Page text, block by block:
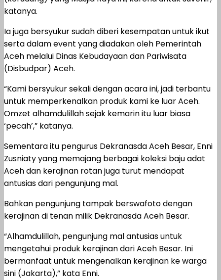
katanya.
Ia juga bersyukur sudah diberi kesempatan untuk ikut
serta dalam event yang diadakan oleh Pemerintah
Aceh melalui Dinas Kebudayaan dan Pariwisata
(Disbudpar) Aceh.
“Kami bersyukur sekali dengan acara ini, jadi terbantu
untuk memperkenalkan produk kami ke luar Aceh.
Omzet alhamdulillah sejak kemarin itu luar biasa
‘pecah’,” katanya.
Sementara itu pengurus Dekranasda Aceh Besar, Enni
Zusniaty yang memajang berbagai koleksi baju adat
Aceh dan kerajinan rotan juga turut mendapat
antusias dari pengunjung mal.
Bahkan pengunjung tampak berswafoto dengan
kerajinan di tenan milik Dekranasda Aceh Besar.
“Alhamdulillah, pengunjung mal antusias untuk
mengetahui produk kerajinan dari Aceh Besar. Ini
bermanfaat untuk mengenalkan kerajinan ke warga
sini (Jakarta),” kata Enni.